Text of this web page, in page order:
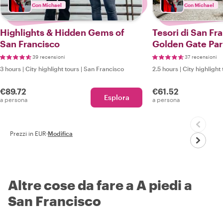
Con Michael
Highlights & Hidden Gems of
San Francisco
39 recensioni
3 hours | City highlight tours | San Francisco
€89.72
a persona Esplora
Con Michael
Tesori di San
Golden Gate
37 recensioni
2.5 hours | City highlight
€61.52
a persona
Prezzi in EUR·Modifica
Altre cose da fare a A piedi a
San Francisco